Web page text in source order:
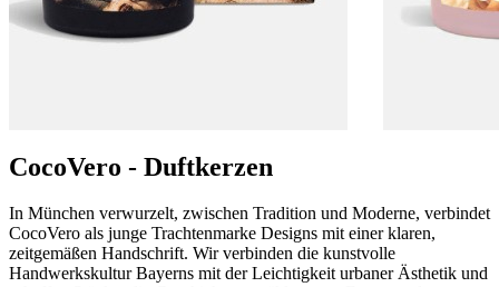
CocoVero - Duftkerzen
In München verwurzelt, zwischen Tradition und Moderne, verbindet
CocoVero als junge Trachtenmarke Designs mit einer klaren,
zeitgemäßen Handschrift. Wir verbinden die kunstvolle
Handwerkskultur Bayerns mit der Leichtigkeit urbaner Ästhetik und